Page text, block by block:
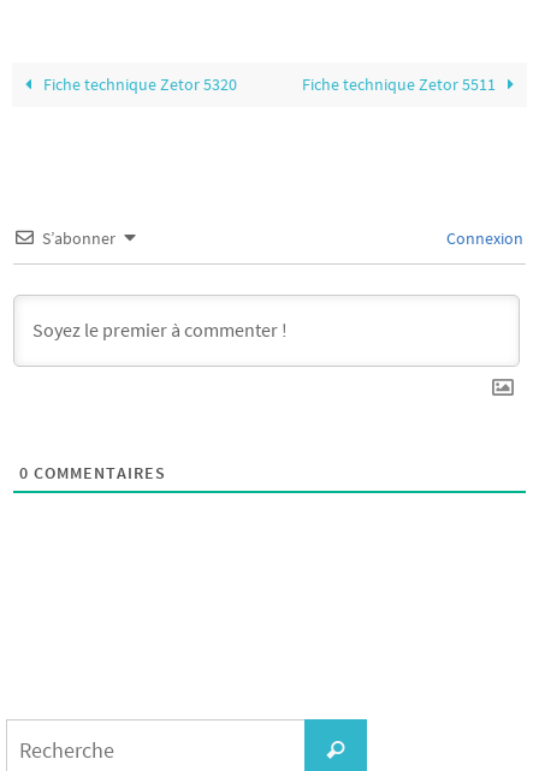
Fiche technique Zetor 5320 Fiche technique Zetor 5511
S’abonner Connexion
0 COMMENTAIRES
Recherche